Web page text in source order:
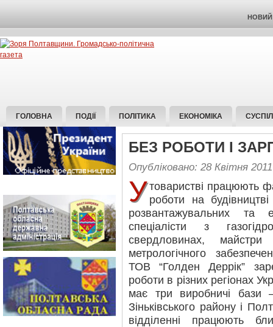
НОВИЙ
ГОЛОВНА ПОДІЇ ПОЛІТИКА ЕКОНОМІКА
БЕЗ РОБОТИ І
Опубліковано: 28 Квітня 2011
Утоваристві працюють
роботи на будівництві
розвантажувальних та
спеціалісти з
свердловинах, майстри
метрологічного
ТОВ “Голден Деррік”
роботи в різних регіонах
має три виробничі
Зіньківського району і
відділенні працюють